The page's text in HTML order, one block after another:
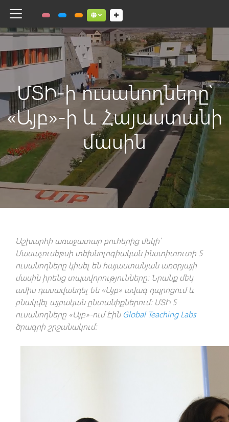
Toggle navigation Social links dropdown button
ՄՏԻ-ի ուսանողները՝
«Այբ»-ի և Հայաստանի
մասին
Աշխարհի առաջատար բուհերից մեկի՝
Մասաչուսեթսի տեխնոլոգիական ինստիտուտի 5
ուսանողները կիսել են հայաստանյան առօրյայի
մասին իրենց տպավորությունները։ Նրանք մեկ
ամիս դասավանդել են «Այբ» ավագ դպրոցում և
բնակվել այբական ընտանիքներում։ ՄՏԻ 5
ուսանողները «Այբ»-ում էին Global Teaching Labs
ծրագրի շրջանակում։